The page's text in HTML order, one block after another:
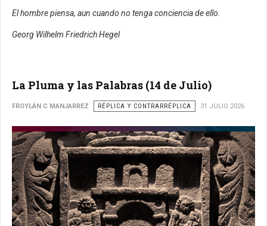
El hombre piensa, aun cuando no tenga conciencia de ello.
Georg Wilhelm Friedrich Hegel
La Pluma y las Palabras (14 de Julio)
FROYLÁN C MANJARREZ RÉPLICA Y CONTRARRÉPLICA 31 JULIO 2026